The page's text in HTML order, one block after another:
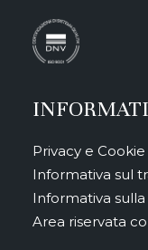
Privacy e
Informativa sul
Informativa
Area riservata